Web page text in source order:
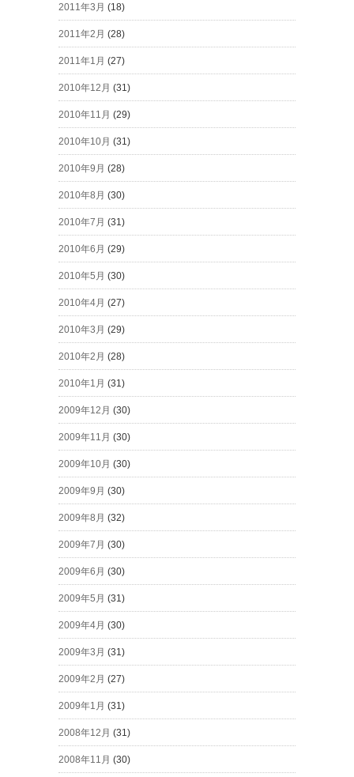
2011年3月 (18)
2011年2月 (28)
2011年1月 (27)
2010年12月 (31)
2010年11月 (29)
2010年10月 (31)
2010年9月 (28)
2010年8月 (30)
2010年7月 (31)
2010年6月 (29)
2010年5月 (30)
2010年4月 (27)
2010年3月 (29)
2010年2月 (28)
2010年1月 (31)
2009年12月 (30)
2009年11月 (30)
2009年10月 (30)
2009年9月 (30)
2009年8月 (32)
2009年7月 (30)
2009年6月 (30)
2009年5月 (31)
2009年4月 (30)
2009年3月 (31)
2009年2月 (27)
2009年1月 (31)
2008年12月 (31)
2008年11月 (30)